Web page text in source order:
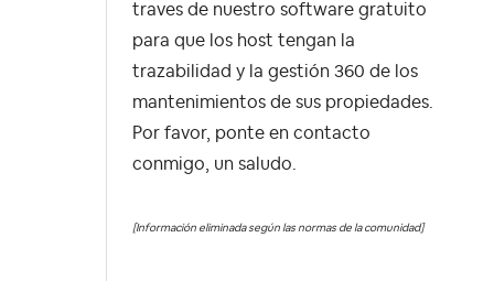
traves de nuestro software gratuito
para que los host tengan la
trazabilidad y la gestión 360 de los
mantenimientos de sus propiedades.
Por favor, ponte en contacto
conmigo, un saludo.
[Información eliminada según las normas de la comunidad]